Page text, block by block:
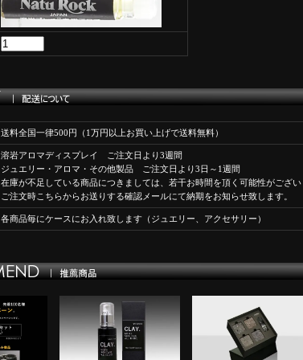
送料全国一律500円（1万円以上お買い上げで送料無料）
溶岩アロマディスプレイ ご注文日より3週間
ジュエリー・アロマ・その他製品 ご注文日より3日～1週間
在庫が不足している商品につきましては、若干お時間を頂く可能性がござ
ご注文時こちらからお送りする確認メールにて納期をお知らせ致します。
各商品毎にケースにお入れ致します（ジュエリー、アクセサリー）